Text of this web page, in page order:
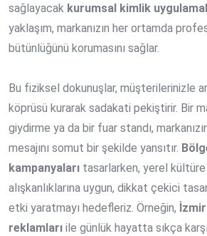
sağlayacak kurumsal kimlik
yaklaşım, markanızın her ortamda
bütünlüğünü korumasını sağlar.
Bu fiziksel dokunuşlar, müşterilerinizle
köprüsü kurarak sadakati pekiştirir. Bir
giydirme ya da bir fuar standı,
mesajını somut bir şekilde yansıtır.
kampanyaları tasarlarken, yerel
alışkanlıklarına uygun, dikkat çekici
etki yaratmayı hedefleriz. Örneğin,
reklamları ile günlük hayatta sıkça